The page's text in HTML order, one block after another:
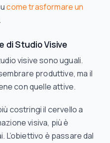
come trasformare un
.
di Studio Visive
visive sono uguali.
produttive, ma il
con quelle attive.
costringi il cervello a
visiva, più è
L’obiettivo è passare dal